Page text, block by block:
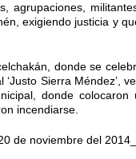
agrupaciones,
exigiendo justicia y
donde se
‘Justo Sierra Méndez’,
donde
incendiarse.